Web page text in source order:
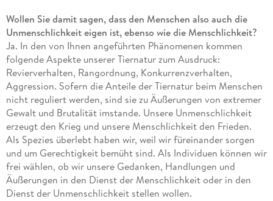
Wollen Sie damit sagen, dass den Menschen also auch die
Unmenschlichkeit eigen ist, ebenso wie die Menschlichkeit?
Ja. In den von Ihnen angeführten Phänomenen kommen
folgende Aspekte unserer Tiernatur zum Ausdruck:
Revierverhalten, Rangordnung, Konkurrenzverhalten,
Aggression. Sofern die Anteile der Tiernatur beim Menschen
nicht reguliert werden, sind sie zu Äußerungen von extremer
Gewalt und Brutalität imstande. Unsere Unmenschlichkeit
erzeugt den Krieg und unsere Menschlichkeit den Frieden.
Als Spezies überlebt haben wir, weil wir füreinander sorgen
und um Gerechtigkeit bemüht sind. Als Individuen können wir
frei wählen, ob wir unsere Gedanken, Handlungen und
Äußerungen in den Dienst der Menschlichkeit oder in den
Dienst der Unmenschlichkeit stellen wollen.